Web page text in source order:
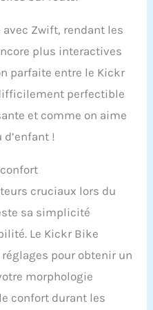
Zwift, rendant les
plus interactives
parfaite entre le Kickr
perfectible
et comme on aime
!
cruciaux lors du
sa simplicité
Le Kickr Bike
pour obtenir un
morphologie
confort durant les